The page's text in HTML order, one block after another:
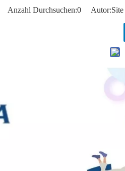
Anzahl Durchsuchen:0 Autor:Site